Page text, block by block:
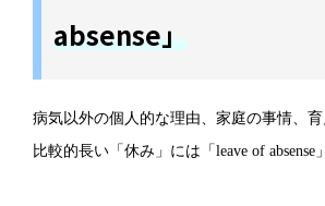
absense」
病気以外の個人的な理由、家庭の事情、
比較的長い「休み」には「leave of absense